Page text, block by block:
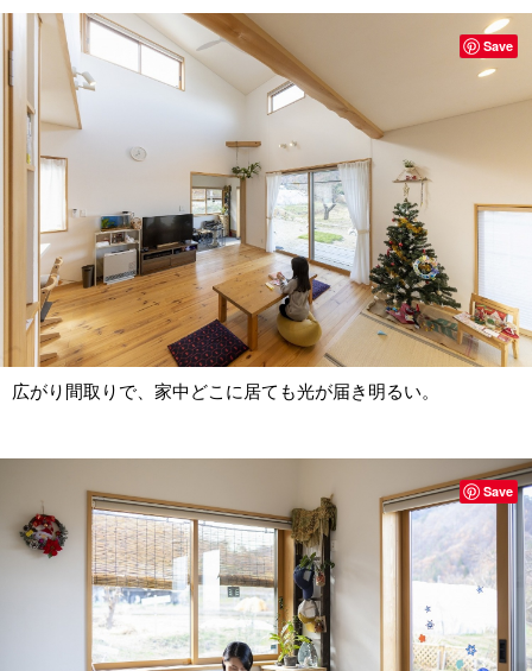
広がり間取りで、家中どこに居ても光が届き明るい。
Save
Save